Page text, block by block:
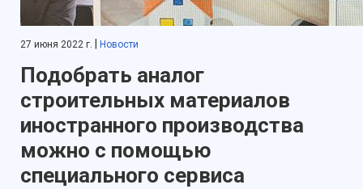
27 июня 2022 г. Новости
Подобрать аналог
строительных материалов
иностранного производства
можно с помощью
специального сервиса